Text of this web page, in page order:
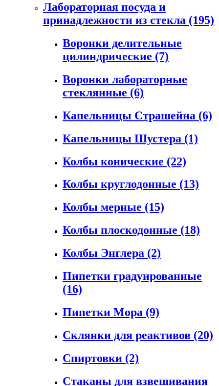
Лабораторная посуда и
принадлежности из стекла (195)
Воронки делительные
цилиндрические (7)
Воронки лабораторные
стеклянные (6)
Капельницы Страшейна (6)
Капельницы Шустера (1)
Колбы конические (22)
Колбы круглодонные (13)
Колбы мерные (15)
Колбы плоскодонные (18)
Колбы Энглера (2)
Пипетки градуированные
(16)
Пипетки Мора (9)
Склянки для реактивов (20)
Спиртовки (2)
Стаканы для взвешивания